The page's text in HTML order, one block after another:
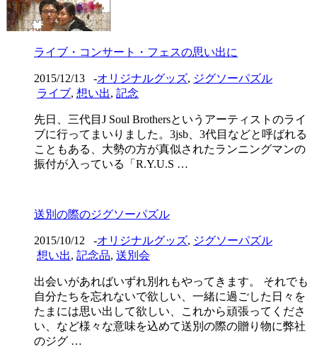
ライブ・コンサート・フェスの思い出に
2015/12/13 -オリジナルグッズ, ジグソーパズル
ライブ, 想い出, 記念
先日、三代目J Soul Brothersというアーティストのライ
ブに行ってまいりました。3jsb、3代目などと呼ばれる
こともある、大勢の方が真似されたランニングマンの
振付が入っている「R.Y.U.S …
送別の際のジグソーパズル
2015/10/12 -オリジナルグッズ, ジグソーパズル
想い出, 記念品, 送別会
出会いがあればいずれ別れもやってきます。 それでも
自分たちを忘れないで欲しい、一緒に過ごした日々を
たまには思い出して欲しい、これから頑張ってくださ
い、など様々な意味を込めて送別の際の贈り物に弊社
のジグ …